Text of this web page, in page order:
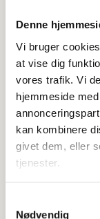
Denne
Vi bruger
at vise dig
vores trafik. Vi
hjemmeside
kan kombinere
givet dem, eller
tjenester.
Nødvendig
minimalt spild i
muligt af træet.
fremstilles af alt
møbelindustrien.
savsmuld og
mange gode
Dette var bare et
bæredygtighed
produkter.